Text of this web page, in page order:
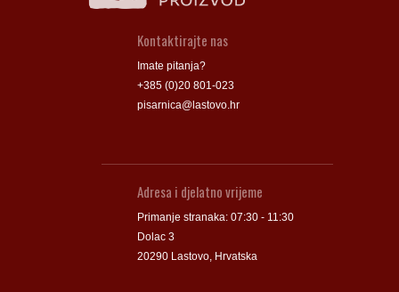
Kontaktirajte nas
Imate pitanja?
+385 (0)20 801-023
pisarnica@lastovo.hr
Adresa i djelatno vrijeme
Primanje stranaka: 07:30 - 11:30
Dolac 3
20290 Lastovo, Hrvatska